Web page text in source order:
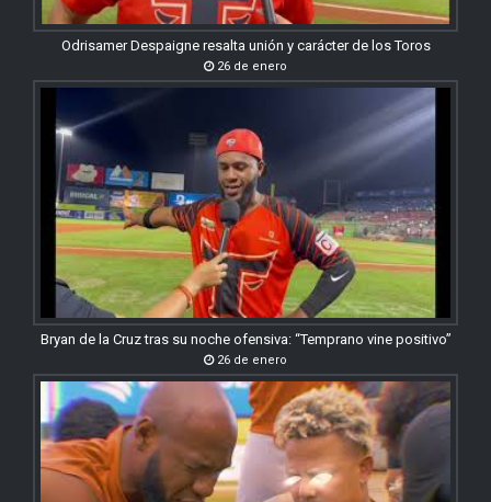
Odrisamer Despaigne resalta unión y carácter de los Toros
26 de enero
Bryan de la Cruz tras su noche ofensiva: “Temprano vine positivo”
26 de enero